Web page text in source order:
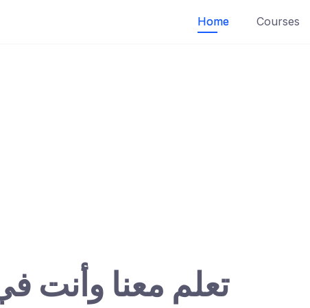
Home Courses
تعلم معنا وأنت